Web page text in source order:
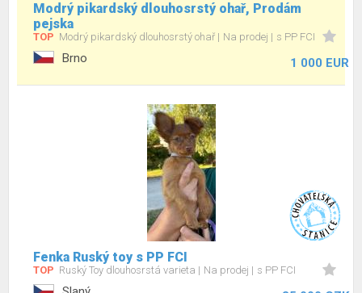
Modrý pikardský dlouhosrstý ohař, Prodám
pejska
TOP Modrý pikardský dlouhosrstý ohař Na prodej s PP FCI
Brno 1 000 EUR
Fenka Ruský toy s PP FCI
TOP Ruský Toy dlouhosrstá varieta Na prodej s PP FCI